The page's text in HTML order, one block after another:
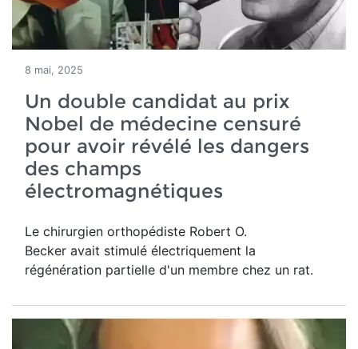
8 mai, 2025
Un double candidat au prix
Nobel de médecine censuré
pour avoir révélé les dangers
des champs
électromagnétiques
Le chirurgien orthopédiste Robert O.
Becker avait stimulé électriquement la
régénération partielle d'un membre chez un rat.